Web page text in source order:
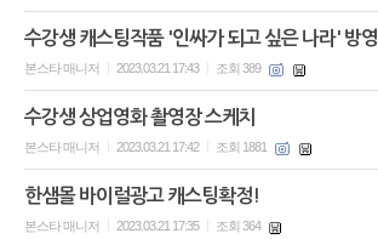
수강생 캐스팅작품 '인싸가 되고 싶은 나라' 방영
본스타 매니저 2023.03.21 17:43 조회 389
수강생 상업영화 촬영장 스케치
본스타 매니저 2023.03.21 17:42 조회 1881
한샘몰 바이럴광고 캐스팅확정!
본스타 매니저 2023.03.21 17:35 조회 364